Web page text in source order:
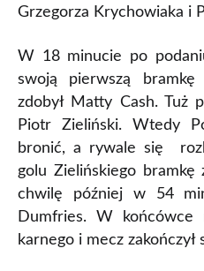
Grzegorza Krychowiaka i
W 18 minucie po
swoją pierwszą
zdobył Matty Cash. Tuż
Piotr Zieliński. Wtedy
bronić, a rywale się
golu Zielińskiego bramkę
chwilę później w 54
Dumfries. W końcówce
karnego i mecz